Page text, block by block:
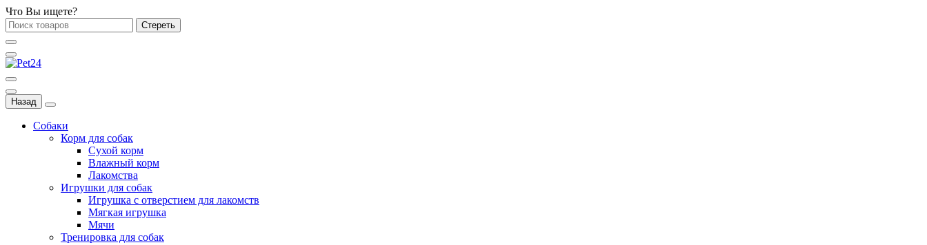
Что Вы ищете?
Стереть
Назад
Собаки
Корм для собак
Сухой корм
Влажный корм
Лакомства
Игрушки для собак
Игрушка с отверстием для лакомств
Мягкая игрушка
Мячи
Тренировка для собак